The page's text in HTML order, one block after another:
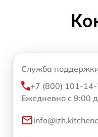
Служба
+7 (800) 101-
Ежедневно с 9:00